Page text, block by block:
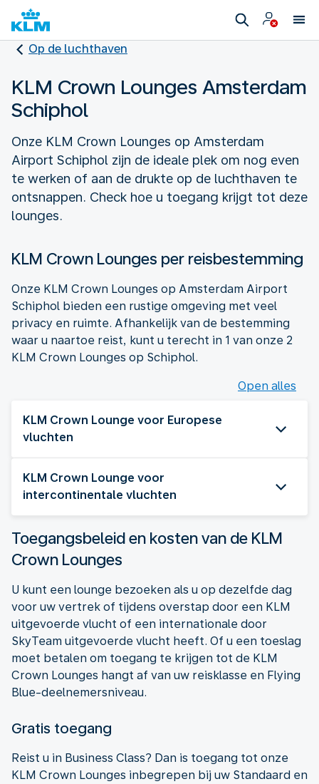
Op de luchthaven
KLM Crown Lounges Amsterdam
Schiphol
Onze KLM Crown Lounges op Amsterdam
Airport Schiphol zijn de ideale plek om nog even
te werken of aan de drukte op de luchthaven te
ontsnappen. Check hoe u toegang krijgt tot deze
lounges.
KLM Crown Lounges per reisbestemming
Onze KLM Crown Lounges op Amsterdam Airport
Schiphol bieden een rustige omgeving met veel
privacy en ruimte. Afhankelijk van de bestemming
waar u naartoe reist, kunt u terecht in 1 van onze 2
KLM Crown Lounges op Schiphol.
Open alles
KLM Crown Lounge voor Europese
vluchten
KLM Crown Lounge voor
intercontinentale vluchten
Toegangsbeleid en kosten van de KLM
Crown Lounges
U kunt een lounge bezoeken als u op dezelfde dag
voor uw vertrek of tijdens overstap door een KLM
uitgevoerde vlucht of een internationale door
SkyTeam uitgevoerde vlucht heeft. Of u een toeslag
moet betalen om toegang te krijgen tot de KLM
Crown Lounges hangt af van uw reisklasse en Flying
Blue-deelnemersniveau.
Gratis toegang
Reist u in Business Class? Dan is toegang tot onze
KLM Crown Lounges inbegrepen bij uw Standaard en